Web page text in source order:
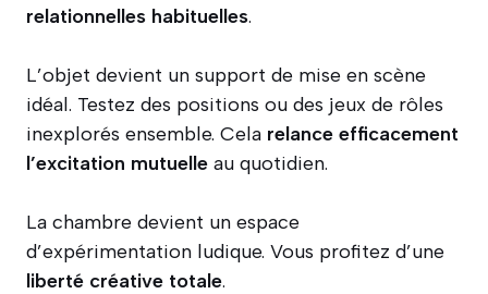
relationnelles habituelles.
L’objet devient un support de mise en scène
idéal. Testez des positions ou des jeux de rôles
inexplorés ensemble. Cela relance efficacement
l’excitation mutuelle au quotidien.
La chambre devient un espace
d’expérimentation ludique. Vous profitez d’une
liberté créative totale.